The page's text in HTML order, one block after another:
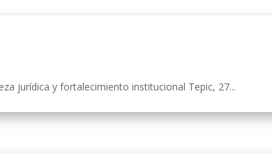
jurídica y fortalecimiento institucional Tepic, 27...